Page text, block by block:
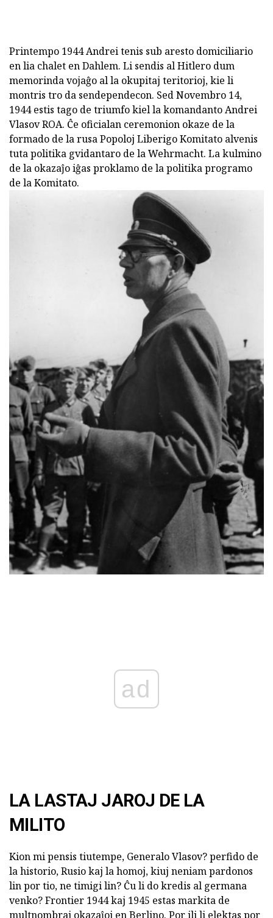
Printempo 1944 Andrei tenis sub aresto domiciliario
en lia chalet en Dahlem. Li sendis al Hitlero dum
memorinda vojaĝo al la okupitaj teritorioj, kie li
montris tro da sendependecon. Sed Novembro 14,
1944 estis tago de triumfo kiel la komandanto Andrei
Vlasov ROA. Ĉe oficialan ceremonion okaze de la
formado de la rusa Popoloj Liberigo Komitato alvenis
tuta politika gvidantaro de la Wehrmacht. La kulmino
de la okazaĵo iĝas proklamo de la politika programo
de la Komitato.
ad
LA LASTAJ JAROJ DE LA
MILITO
Kion mi pensis tiutempe, Generalo Vlasov? perfido de
la historio, Rusio kaj la homoj, kiuj neniam pardonos
lin por tio, ne timigi lin? Ĉu li do kredis al germana
venko? Frontier 1944 kaj 1945 estas markita de
multnombraj okazaĵoj en Berlino. Por ili li elektas por